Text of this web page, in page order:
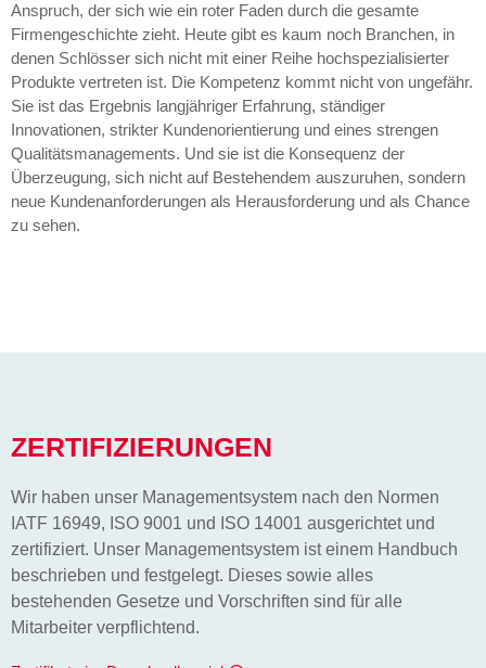
Anspruch, der sich wie ein roter Faden durch die gesamte
Firmengeschichte zieht. Heute gibt es kaum noch Branchen, in
denen Schlösser sich nicht mit einer Reihe hochspezialisierter
Produkte vertreten ist. Die Kompetenz kommt nicht von ungefähr.
Sie ist das Ergebnis langjähriger Erfahrung, ständiger
Innovationen, strikter Kundenorientierung und eines strengen
Qualitätsmanagements. Und sie ist die Konsequenz der
Überzeugung, sich nicht auf Bestehendem auszuruhen, sondern
neue Kundenanforderungen als Herausforderung und als Chance
zu sehen.
ZERTIFIZIERUNGEN
Wir haben unser Managementsystem nach den Normen
IATF 16949, ISO 9001 und ISO 14001 ausgerichtet und
zertifiziert. Unser Managementsystem ist einem Handbuch
beschrieben und festgelegt. Dieses sowie alles
bestehenden Gesetze und Vorschriften sind für alle
Mitarbeiter verpflichtend.